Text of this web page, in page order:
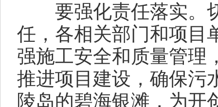
要强化责任落实。
任，各相关部门和项目
强施工安全和质量管理
推进项目建设，确保污
陵岛的碧海银滩，为开